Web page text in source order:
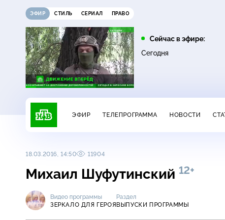
ЭФИР СТИЛЬ СЕРИАЛ ПРАВО
Сейчас в эфире:
Сегодня
10:25
ЧП
11:00
ДНК16+
ЭФИР ТЕЛЕПРОГРАММА НОВОСТИ
18.03.2016, 14:50 11904
Михаил Шуфутинский 12+
Видео программы
ЗЕРКАЛО ДЛЯ ГЕРОЯ
Раздел
ВЫПУСКИ ПРОГРАММЫ